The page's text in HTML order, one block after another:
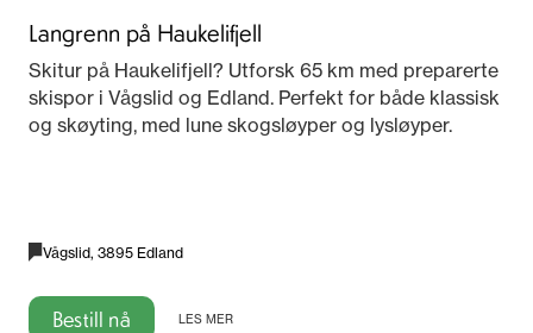
Langrenn på Haukelifjell
Skitur på Haukelifjell? Utforsk 65 km med preparerte
skispor i Vågslid og Edland. Perfekt for både klassisk
og skøyting, med lune skogsløyper og lysløyper.
Vågslid, 3895 Edland
Bestill nå LES MER